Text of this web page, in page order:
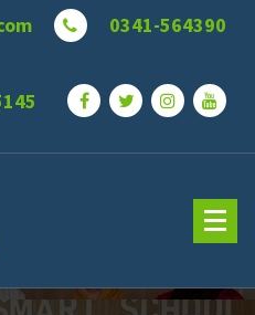
0341-564390